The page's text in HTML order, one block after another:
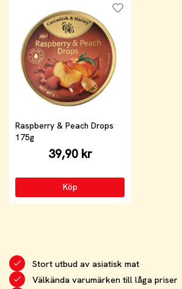
Raspberry & Peach Drops
175g
39,90 kr
Köp
Stort utbud av asiatisk mat
Välkända varumärken till låga priser